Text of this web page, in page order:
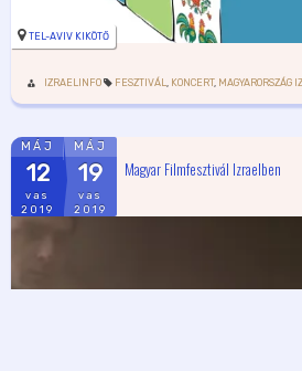
TEL-AVIV KIKÖTŐ
IZRAELINFO FESZTIVÁL KONCERT, MAGYARORSZÁG
MÁJ
12
vas
2019
MÁJ
19
vas
2019
Magyar Filmfesztivál Izraelben